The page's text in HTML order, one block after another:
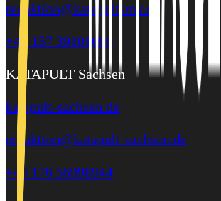
redaktion@katapult-mv.de
+49 157 39101609
KATAPULT Sachsen
katapult-sachsen.de
redaktion@katapult-sachsen.de
+49 176 56998944